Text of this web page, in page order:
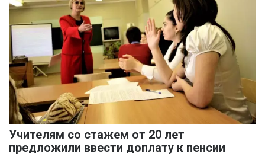
Учителям со стажем от 20 лет
предложили ввести доплату к пенсии